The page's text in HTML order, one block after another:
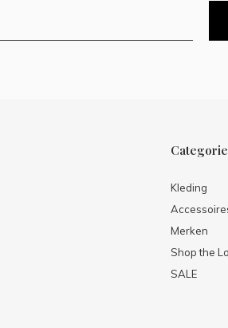
Kleding
Merken
Shop the
SALE